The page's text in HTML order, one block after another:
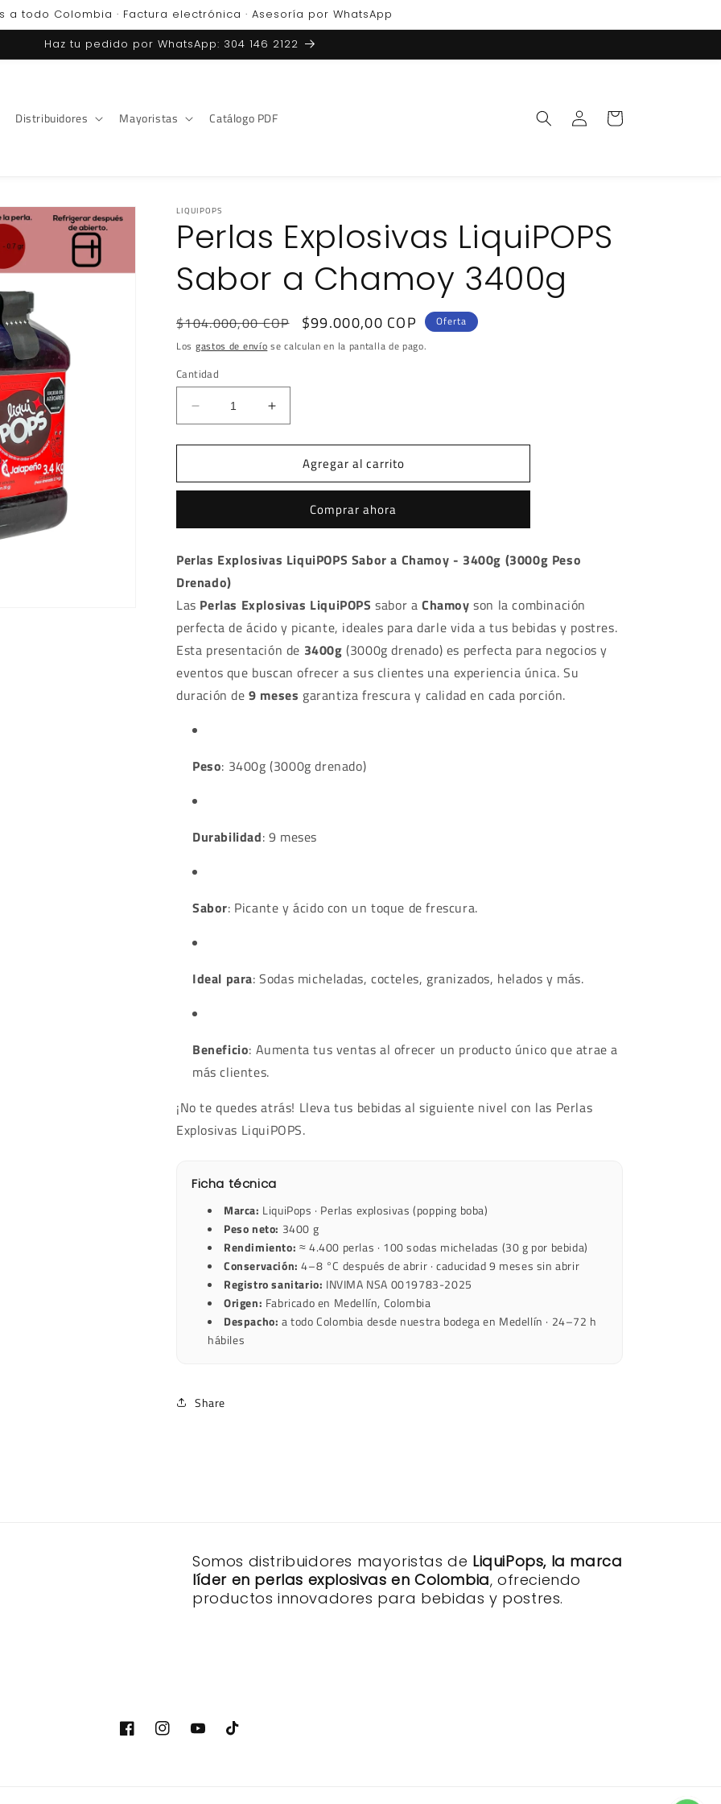
a todo Colombia · Factura electrónica · Asesoría por WhatsApp
Haz tu pedido por WhatsApp: 304 146 2122
Distribuidores Mayoristas Catálogo PDF
Iniciar
sesión
Carrito
LIQUIPOPS
Perlas Explosivas LiquiPOPS
Sabor a Chamoy 3400g
Precio
habitual
$104.000,00 COP
Precio
de
$99.000,00 COP
Oferta
Los gastos de envío se calculan en la pantalla de pago.
Cantidad
Reducir
cantidad
para
Explosivas
a
3400g
Aumentar
cantidad
para
Perlas
Explosivas
a
3400g
Agregar al carrito
Comprar ahora
Perlas Explosivas LiquiPOPS Sabor a Chamoy - 3400g (3000g Peso
Drenado)
Las Perlas Explosivas LiquiPOPS sabor aChamoy son la combinación
perfecta de ácido y picante, ideales para darle vida a tus bebidas y postres.
Esta presentación de 3400g (3000g drenado) es perfecta para negocios y
eventos que buscan ofrecer a sus clientes una experiencia única. Su
duración de9 meses garantiza frescura y calidad en cada porción.
Peso: 3400g (3000g drenado)
Durabilidad: 9 meses
Sabor: Picante y ácido con un toque de frescura.
Ideal para: Sodas micheladas, cocteles, granizados, helados y más.
Beneficio: Aumenta tus ventas al ofrecer un producto único que atrae a
más clientes.
¡No te quedes atrás! Lleva tus bebidas al siguiente nivel con las Perlas
Explosivas LiquiPOPS.
Ficha técnica
Marca: LiquiPops · Perlas explosivas (popping boba)
Peso neto: 3400 g
Rendimiento: ≈ 4.400 perlas · 100 sodas micheladas (30 g por bebida)
Conservación: 4–8 °C después de abrir · caducidad 9 meses sin abrir
Registro sanitario: INVIMA NSA 0019783-2025
Origen: Fabricado en Medellín, Colombia
Despacho: a todo Colombia desde nuestra bodega en Medellín · 24–72 h
hábiles
Share
Somos distribuidores mayoristas de LiquiPops, la marca
líder en perlas explosivas en Colombia, ofreciendo
productos innovadores para bebidas y postres.
FacebookInstagramYouTubeTikTok